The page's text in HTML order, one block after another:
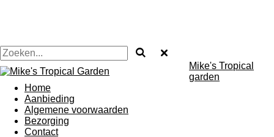
Mike's Tropical
garden
Home
Aanbieding
Algemene voorwaarden
Bezorging
Contact